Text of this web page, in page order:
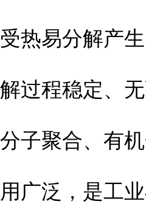
受热易分解产
解过程稳定、
分子聚合、有
用广泛，是工